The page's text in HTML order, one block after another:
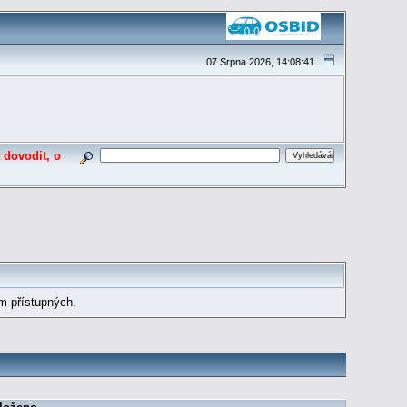
07 Srpna 2026, 14:08:41
dovodit, o
přístupných.